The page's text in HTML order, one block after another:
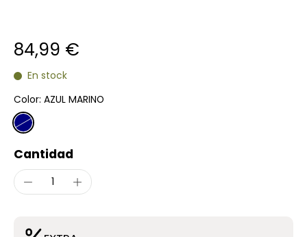
84,99 €
En stock
Color: AZUL MARINO
Cantidad